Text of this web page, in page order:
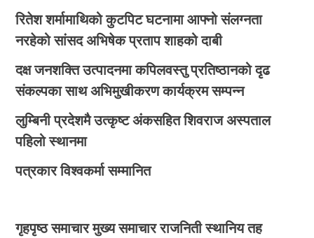
रितेश शर्मामाथिको कुटपिट घटनामा आफ्नो संलग्नता
नरहेको सांसद अभिषेक प्रताप शाहको दाबी
दक्ष जनशक्ति उत्पादनमा कपिलवस्तु प्रतिष्ठानको दृढ
संकल्पका साथ अभिमुखीकरण कार्यक्रम सम्पन्न
लुम्बिनी प्रदेशमै उत्कृष्ट अंकसहित शिवराज अस्पताल
पहिलो स्थानमा
पत्रकार विश्वकर्मा सम्मानित
गृहपृष्ठ समाचार मुख्य समाचार राजनिती स्थानिय तह